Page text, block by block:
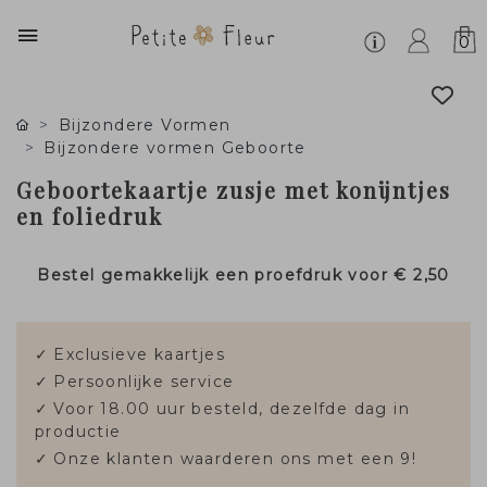
0
Bijzondere Vormen
Bijzondere vormen Geboorte
Geboortekaartje zusje met konijntjes
en foliedruk
Bestel gemakkelijk een proefdruk voor€ 2,50
✓ Exclusieve kaartjes
✓ Persoonlijke service
✓ Voor 18.00 uur besteld, dezelfde dag in
productie
✓ Onze klanten waarderen ons met een 9!